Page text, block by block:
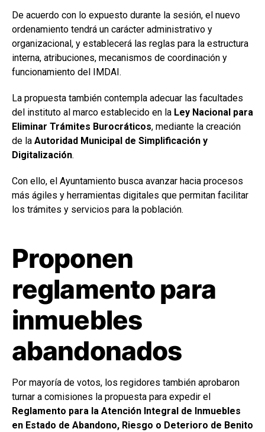
De acuerdo con lo expuesto durante la sesión, el nuevo
ordenamiento tendrá un carácter administrativo y
organizacional, y establecerá las reglas para la estructura
interna, atribuciones, mecanismos de coordinación y
funcionamiento del IMDAI.
La propuesta también contempla adecuar las facultades
del instituto al marco establecido en la Ley Nacional para
Eliminar Trámites Burocráticos, mediante la creación
de la Autoridad Municipal de Simplificación y
Digitalización.
Con ello, el Ayuntamiento busca avanzar hacia procesos
más ágiles y herramientas digitales que permitan facilitar
los trámites y servicios para la población.
Proponen
reglamento para
inmuebles
abandonados
Por mayoría de votos, los regidores también aprobaron
turnar a comisiones la propuesta para expedir el
Reglamento para la Atención Integral de Inmuebles
en Estado de Abandono, Riesgo o Deterioro de Benito